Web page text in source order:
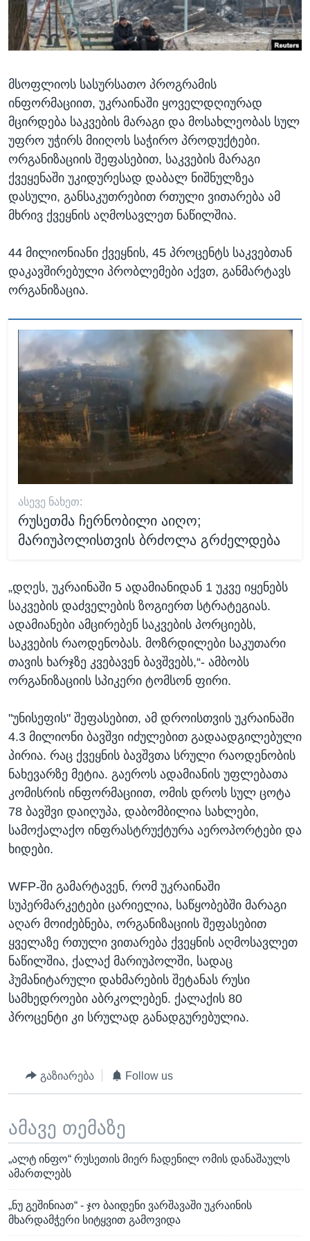
ᲡᲢᲣᲓᲘᲐ ᲕᲐᲨᲘᲜᲒᲢᲝᲜᲘ
ᲔᲙᲝᲜᲝᲛᲘᲙᲐ
ᲯᲐᲜᲛᲠᲗᲔᲚᲝᲑᲐ
ᲘᲜᲢᲔᲠᲕᲘᲣ
ᲙᲣᲚᲢᲣᲠᲐ
ᲒᲐᲚᲘᲚᲔᲝ
ᲓᲔᲖᲘᲜᲤᲝᲠᲛᲐᲪᲘᲐ
Learning English
ენები
მსოფლიოს სასურსათო პროგრამის
ინფორმაციით, უკრაინაში ყოველდღიურად
მცირდება საკვების მარაგი და მოსახლეობას სულ
უფრო უჭირს მიიღოს საჭირო პროდუქტები.
ორგანიზაციის შეფასებით, საკვების მარაგი
ქვეყენაში უკიდურესად დაბალ ნიშნულზეა
დასული, განსაკუთრებით რთული ვითარება ამ
მხრივ ქვეყნის აღმოსავლეთ ნაწილშია.
44 მილიონიანი ქვეყნის, 45 პროცენტს საკვებთან
დაკავშირებული პრობლემები აქვთ, განმარტავს
ორგანიზაცია.
ᲐᲡᲔᲕᲔ ᲜᲐᲮᲔᲗ:
რუსეთმა ჩერნობილი აიღო;
მარიუპოლისთვის ბრძოლა გრძელდება
„დღეს, უკრაინაში 5 ადამიანიდან 1 უკვე იყენებს
საკვების დაძველების ზოგიერთ სტრატეგიას.
ადამიანები ამცირებენ საკვების პორციებს,
საკვების რაოდენობას. მოზრდილები საკუთარი
თავის ხარჯზე კვებავენ ბავშვებს,“- ამბობს
ორგანიზაციის სპიკერი ტომსონ ფირი.
"უნისეფის" შეფასებით, ამ დროისთვის უკრაინაში
4.3 მილიონი ბავშვი იძულებით გადაადგილებული
პირია. რაც ქვეყნის ბავშვთა სრული რაოდენობის
ნახევარზე მეტია. გაეროს ადამიანის უფლებათა
კომისრის ინფორმაციით, ომის დროს სულ ცოტა
78 ბავშვი დაიღუპა, დაბომბილია სახლები,
სამოქალაქო ინფრასტრუქტურა აეროპორტები და
ხიდები.
WFP-ში გამარტავენ, რომ უკრაინაში
სუპერმარკეტები ცარიელია, საწყობებში მარაგი
აღარ მოიძებნება, ორგანიზაციის შეფასებით
ყველაზე რთული ვითარება ქვეყნის აღმოსავლეთ
ნაწილშია, ქალაქ მარიუპოლში, სადაც
ჰუმანიტარული დახმარების შეტანას რუსი
სამხედროები აბრკოლებენ. ქალაქის 80
პროცენტი კი სრულად განადგურებულია.
გაზიარება Follow us
ამავე თემაზე
„ალტ ინფო“ რუსეთის მიერ ჩადენილ ომის დანაშაულს
ამართლებს
„ნუ გეშინიათ“ - ჯო ბაიდენი ვარშავაში უკრაინის
მხარდამჭერი სიტყვით გამოვიდა